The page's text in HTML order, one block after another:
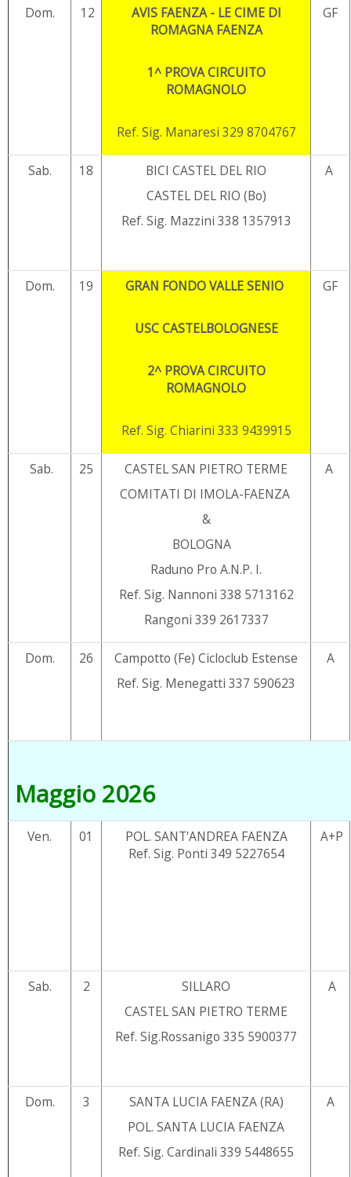
Dom. 12
AVIS FAENZA - LE CIME DI
ROMAGNA FAENZA
1^ PROVA CIRCUITO
ROMAGNOLO
Ref. Sig. Manaresi 329 8704767
GF
Sab. 18
BICI CASTEL DEL RIO
CASTEL DEL RIO (Bo)
Ref. Sig. Mazzini 338 1357913
A
Dom. 19 GRAN FONDO VALLE SENIO
USC CASTELBOLOGNESE
2^ PROVA CIRCUITO
ROMAGNOLO
Ref. Sig. Chiarini 333 9439915
GF
Sab. 25
CASTEL SAN PIETRO TERME
COMITATI DI IMOLA-FAENZA
&
BOLOGNA
Raduno Pro A.N.P. I.
Ref. Sig. Nannoni 338 5713162
Rangoni 339 2617337
A
Dom. 26
Campotto (Fe) Cicloclub Estense
Ref. Sig. Menegatti 337 590623
A
Maggio 2026
Ven. 01
POL. SANT'ANDREA FAENZA
Ref. Sig. Ponti 349 5227654
A+P
Sab. 2
SILLARO
CASTEL SAN PIETRO TERME
Ref. Sig.Rossanigo 335 5900377
A
Dom. 3
SANTA LUCIA FAENZA (RA)
POL. SANTA LUCIA FAENZA
Ref. Sig. Cardinali 339 5448655
A